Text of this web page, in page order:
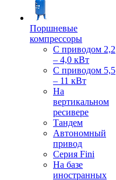
Поршневые
компрессоры
С приводом 2,2
– 4,0 кВт
С приводом 5,5
– 11 кВт
На
вертикальном
ресивере
Тандем
Автономный
привод
Серия Fini
На базе
иностранных